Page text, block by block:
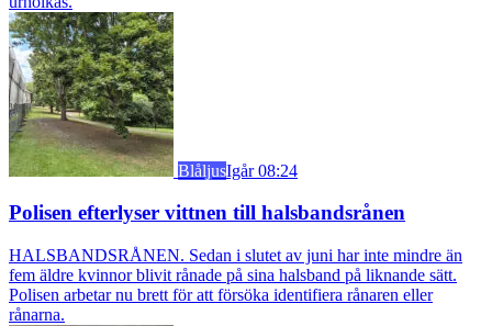
BlåljusIgår 08:24
Polisen efterlyser vittnen till halsbandsrånen
HALSBANDSRÅNEN. Sedan i slutet av juni har inte mindre än
fem äldre kvinnor blivit rånade på sina halsband på liknande sätt.
Polisen arbetar nu brett för att försöka identifiera rånaren eller
rånarna.